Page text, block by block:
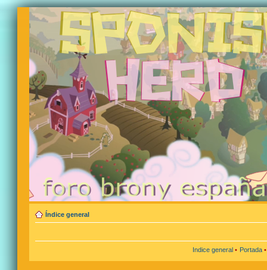
Índice general
Indice general • Portada